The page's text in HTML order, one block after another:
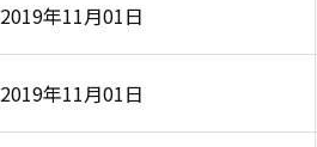
2019年11月01日
2019年11月01日